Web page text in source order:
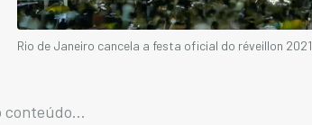
Rio de Janeiro cancela a festa oficial do réveillon 2021
conteúdo...